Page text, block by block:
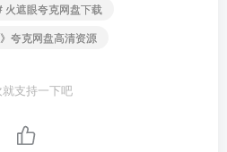
火遮眼夸克网盘下载
夸克网盘高清资源
支持一下吧